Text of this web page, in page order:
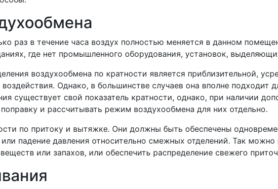
раз в течение часа воздух полностью меняется в данном
где нет промышленного оборудования, установок,
воздухообмена по кратности является приблизительной,
Однако, в большинстве случаев она вполне подходит
существует свой показатель кратности, однако, при наличии
и рассчитывать режим воздухообмена для них отдельно.
по притоку и вытяжке. Они должны быть обеспечены
падение давления относительно смежных отделений. Так можно
или запахов, или обеспечить распределение свежего